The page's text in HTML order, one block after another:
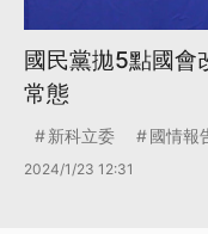
國民黨拋5點國會
常態
新科立委 國情報
2024/1/23 12:31